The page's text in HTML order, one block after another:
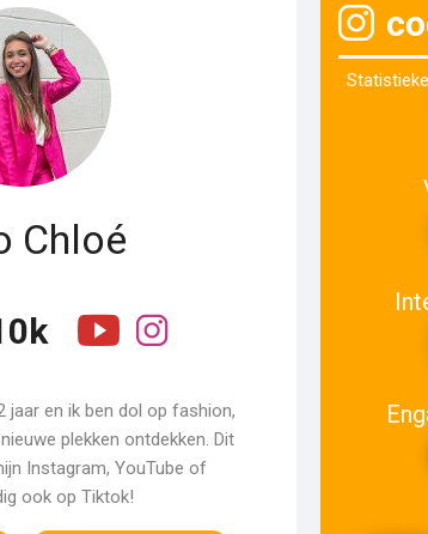
Chloé
jaar en ik ben dol op fashion,
plekken ontdekken. Dit
Instagram, YouTube of
ook op Tiktok!